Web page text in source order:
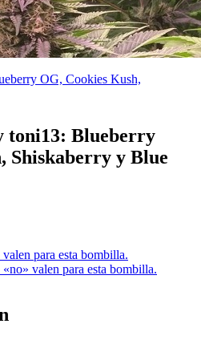
OG, Cookies Kush,
toni13: Blueberry
Shiskaberry y Blue
para esta bombilla.
valen para esta bombilla.